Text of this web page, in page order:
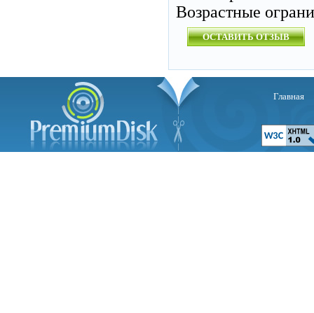
Возрастные
ОСТАВИТЬ ОТЗЫВ
Главная